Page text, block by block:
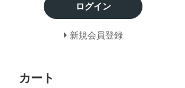
ログイン
新規会員登録
カート